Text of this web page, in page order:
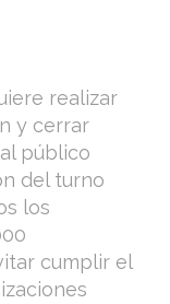
realizar
y cerrar
público
del turno
los
cumplir el